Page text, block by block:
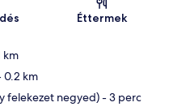
Éttermek
km
0.2 km
felekezet negyed)- 3 perc